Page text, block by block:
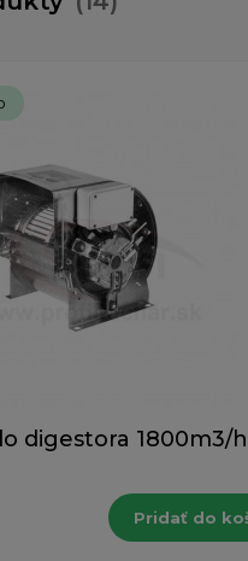
digestora 1800m3/h
Pridať do